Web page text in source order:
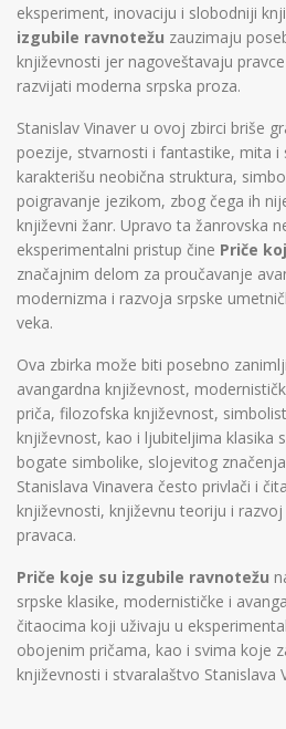
eksperiment, inovaciju i slobodniji
izgubile ravnotežu zauzimaju
književnosti jer nagoveštavaju
razvijati moderna srpska proza.
Stanislav Vinaver u ovoj zbirci briše
poezije, stvarnosti i fantastike, mita i
karakterišu neobična struktura,
poigravanje jezikom, zbog čega ih
književni žanr. Upravo ta žanrovska
eksperimentalni pristup čine Priče
značajnim delom za proučavanje
modernizma i razvoja srpske
veka.
Ova zbirka može biti posebno
avangardna književnost,
priča, filozofska književnost,
književnost, kao i ljubiteljima klasika
bogate simbolike, slojevitog
Stanislava Vinavera često privlači i
književnosti, književnu teoriju i
pravaca.
Priče koje su izgubile ravnotežu
srpske klasike, modernističke i
čitaocima koji uživaju u
obojenim pričama, kao i svima koje
književnosti i stvaralaštvo Stanislava